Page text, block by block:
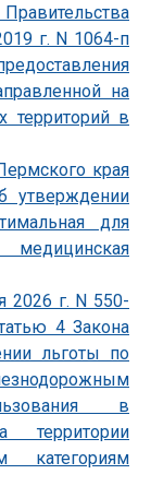
г. N 1064-п
на
территорий в
края
утверждении
для
2026 г. N 550-
4 Закона
льготы по
в
территории
категориям